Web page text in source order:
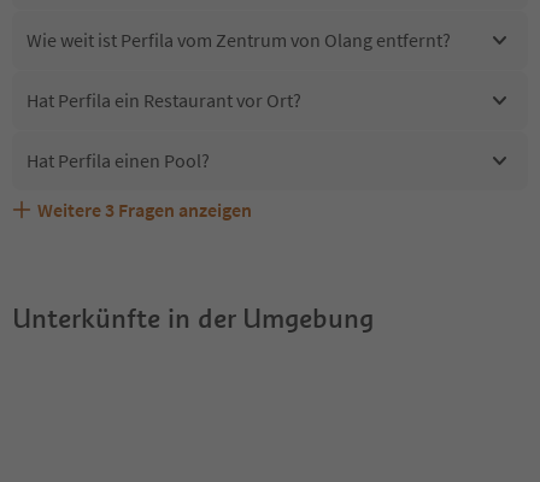
Wie weit ist Perfila vom Zentrum von Olang entfernt?
Hat Perfila ein Restaurant vor Ort?
Hat Perfila einen Pool?
Sind Haustiere in der Unterkunft Perfila erlaubt?
Welche Services bietet Perfila?
Weitere 3 Fragen anzeigen
Unterkünfte in der Umgebung